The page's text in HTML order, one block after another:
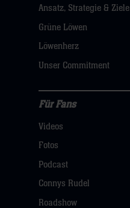
Navigation
öffnen,
dann
hier
Ansatz, Strategie & Ziele
Grüne Löwen
Löwenherz
Unser Commitment
Fans
Navigation
öffnen,
dann
Für Fans
Videos
Fotos
Podcast
Connys Rudel
Roadshow